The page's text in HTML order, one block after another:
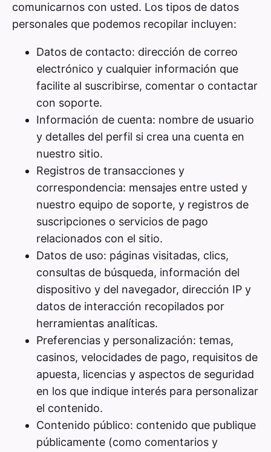
comunicarnos con usted. Los tipos de datos
personales que podemos recopilar incluyen:
Datos de contacto: dirección de correo
electrónico y cualquier información que
facilite al suscribirse, comentar o contactar
con soporte.
Información de cuenta: nombre de usuario
y detalles del perfil si crea una cuenta en
nuestro sitio.
Registros de transacciones y
correspondencia: mensajes entre usted y
nuestro equipo de soporte, y registros de
suscripciones o servicios de pago
relacionados con el sitio.
Datos de uso: páginas visitadas, clics,
consultas de búsqueda, información del
dispositivo y del navegador, dirección IP y
datos de interacción recopilados por
herramientas analíticas.
Preferencias y personalización: temas,
casinos, velocidades de pago, requisitos de
apuesta, licencias y aspectos de seguridad
en los que indique interés para personalizar
el contenido.
Contenido público: contenido que publique
públicamente (como comentarios y